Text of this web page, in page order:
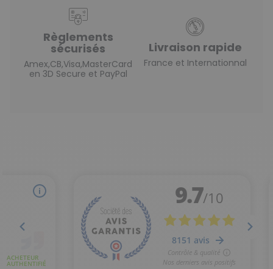
Règlements
sécurisés
Amex,CB,Visa,MasterCard
en 3D Secure et PayPal
Livraison rapide
France et Internationnal